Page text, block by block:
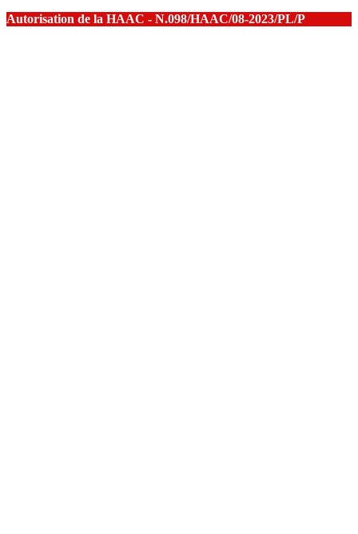
Autorisation de la HAAC - N.098/HAAC/08-2023/PL/P